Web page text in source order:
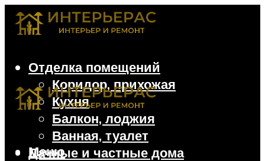
Отделка помещений
Коридор, прихожая
Кухня
Балкон, лоджия
Ванная, туалет
Дачные и частные дома
Меню